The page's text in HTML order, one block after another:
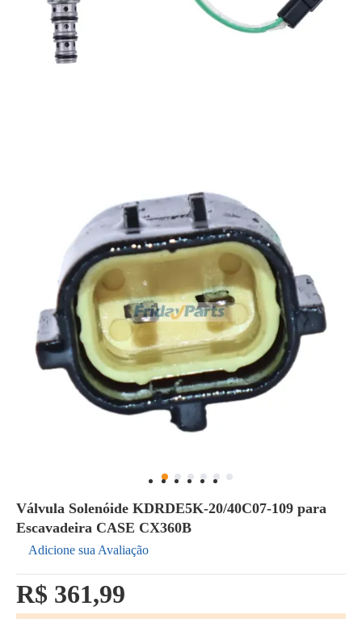
Válvula Solenóide KDRDE5K-20/40C07-109 para
Escavadeira CASE CX360B
Adicione sua Avaliação
R$ 361,99